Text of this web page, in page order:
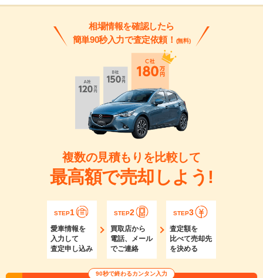
相場情報を確認したら
簡単90秒入力で査定依頼！ (無料)
複数の見積もりを比較して
最高額で売却しよう!
STEP1
愛車情報を
入力して
査定申し込み
STEP2
買取店から
電話、メール
でご連絡
STEP3
査定額を
比べて売却先
を決める
90秒で終わるカンタン入力